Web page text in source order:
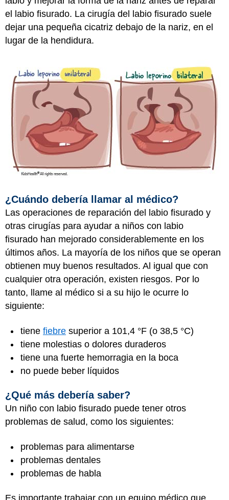
el labio fisurado. La cirugía del labio fisurado suele
dejar una pequeña cicatriz debajo de la nariz, en el
lugar de la hendidura.
¿Cuándo debería llamar al médico?
Las operaciones de reparación del labio fisurado y
otras cirugías para ayudar a niños con labio
fisurado han mejorado considerablemente en los
últimos años. La mayoría de los niños que se operan
obtienen muy buenos resultados. Al igual que con
cualquier otra operación, existen riesgos. Por lo
tanto, llame al médico si a su hijo le ocurre lo
siguiente:
tiene fiebre superior a 101,4 °F (o 38,5 °C)
tiene molestias o dolores duraderos
tiene una fuerte hemorragia en la boca
no puede beber líquidos
¿Qué más debería saber?
Un niño con labio fisurado puede tener otros
problemas de salud, como los siguientes:
problemas para alimentarse
problemas dentales
problemas de habla
Es importante trabajar con un equipo médico que